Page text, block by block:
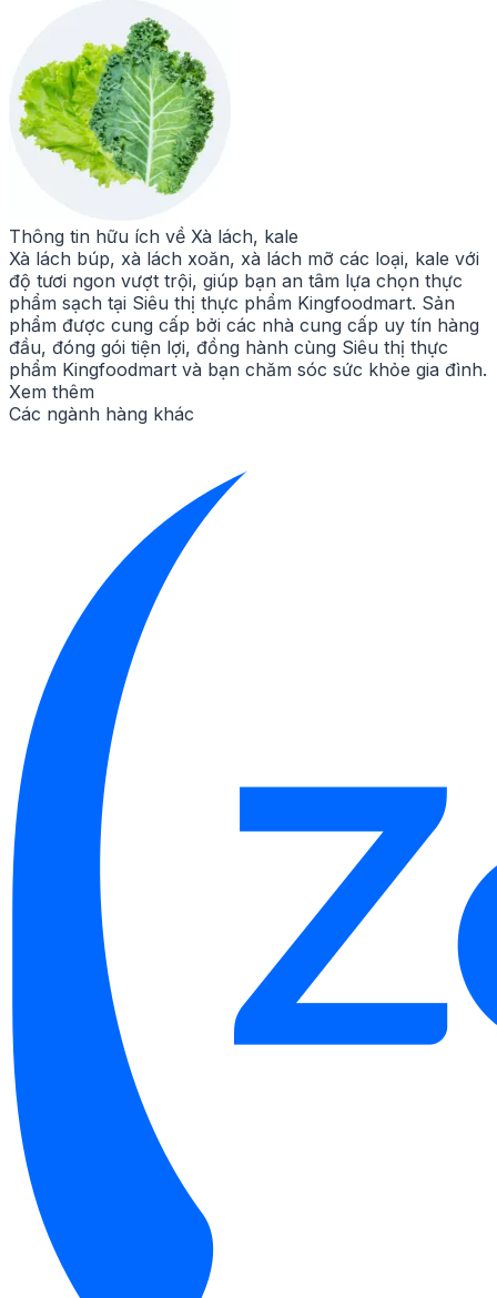
Thông tin hữu ích về Xà lách, kale
Xà lách búp, xà lách xoăn, xà lách mỡ các loại, kale với
độ tươi ngon vượt trội, giúp bạn an tâm lựa chọn thực
phẩm sạch tại Siêu thị thực phẩm Kingfoodmart. Sản
phẩm được cung cấp bởi các nhà cung cấp uy tín hàng
đầu, đóng gói tiện lợi, đồng hành cùng Siêu thị thực
phẩm Kingfoodmart và bạn chăm sóc sức khỏe gia đình.
Xem thêm
Các ngành hàng khác